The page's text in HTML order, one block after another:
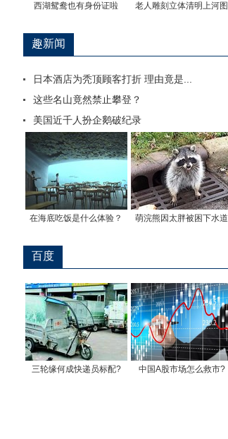
西湖鸳鸯也有身份证啦 老人雕刻立体清明上河图
趣新闻
日本酒店为秃顶顾客打折 理由竟是...
这些名山竟然禁止攀登？
美国近千人扮企鹅破纪录
在海底吃饭是什么体验？ 萌浣熊因太胖被困下水道
百度
三轮缘何成快递员标配? 中国A股市场怎么救市?